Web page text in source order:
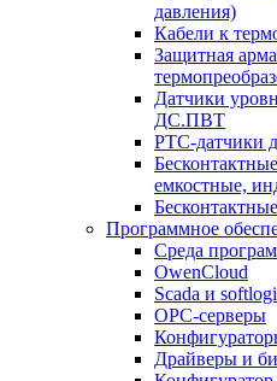
давления)
Кабели к
Защитная
Датчики
ДС.ПВТ
PTC-датчики
емкостные,
Программное
Среда
OwenCloud
Scada и
OPC-серверы
Драйверы и